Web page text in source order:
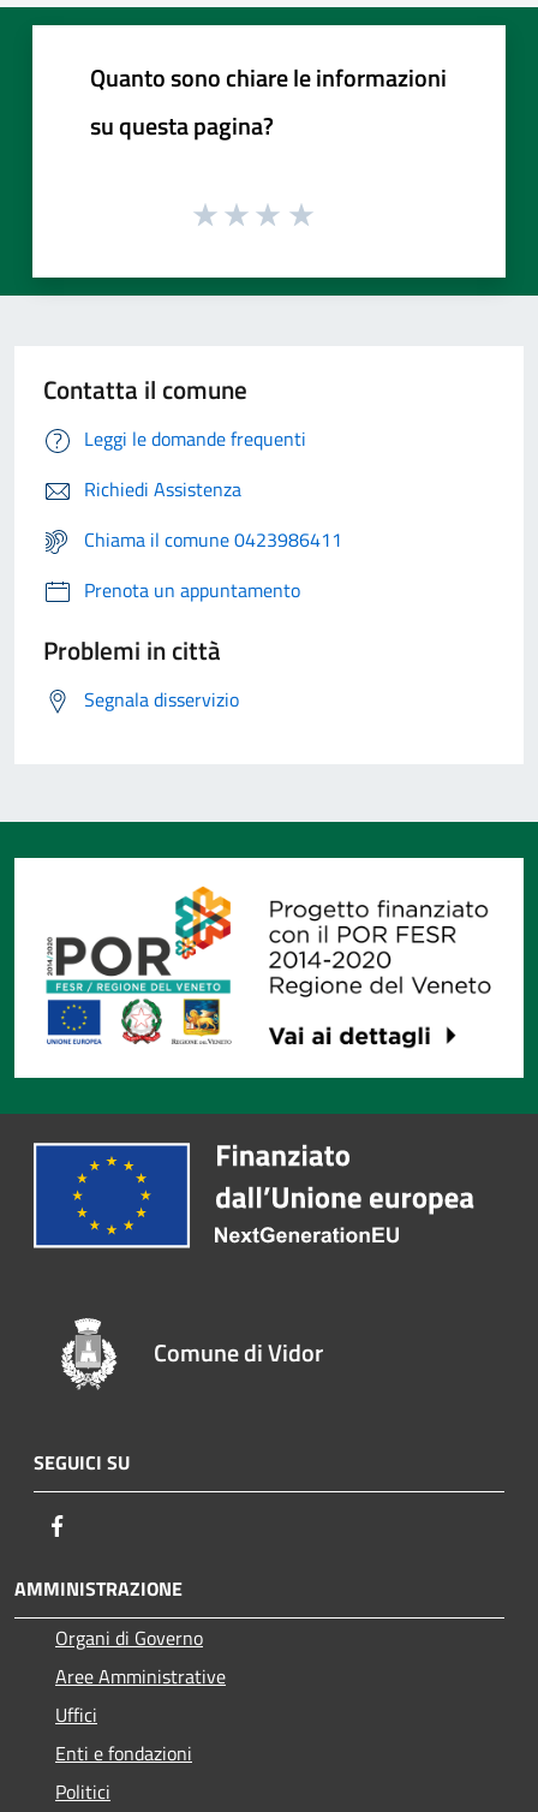
Quanto sono chiare le informazioni
su questa pagina?
Contatta il comune
Leggi le domande frequenti
Richiedi Assistenza
Chiama il comune 0423986411
Prenota un appuntamento
Problemi in città
Segnala disservizio
Comune di Vidor
SEGUICI SU
AMMINISTRAZIONE
Organi di Governo
Aree Amministrative
Uffici
Enti e fondazioni
Politici